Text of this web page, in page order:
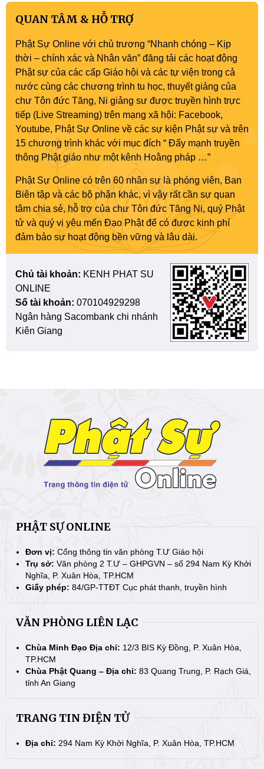
QUAN TÂM & HỖ TRỢ
Phật Sự Online với chủ trương “Nhanh chóng – Kịp
thời – chính xác và Nhân văn” đăng tải các hoạt động
Phật sự của các cấp Giáo hội và các tự viện trong cả
nước cùng các chương trình tu học, thuyết giảng của
chư Tôn đức Tăng, Ni giảng sư được truyền hình trực
tiếp (Live Streaming) trên mạng xã hội: Facebook,
Youtube, Phật Sự Online về các sự kiện Phật sự và trên
15 chương trình khác với mục đích “ Đẩy mạnh truyền
thông Phật giáo như một kênh Hoằng pháp …”
Phật Sự Online có trên 60 nhân sự là phóng viên, Ban
Biên tập và các bộ phận khác, vì vậy rất cần sự quan
tâm chia sẻ, hỗ trợ của chư Tôn đức Tăng Ni, quý Phật
tử và quý vị yêu mến Đạo Phật để có được kinh phí
đảm bảo sự hoạt động bền vững và lâu dài.
Chủ tài khoản: KENH PHAT SU
ONLINE
Số tài khoản: 070104929298
Ngân hàng Sacombank chi nhánh
Kiên Giang
PHẬT SỰ ONLINE
Đơn vị: Cổng thông tin văn phòng T.Ư Giáo hội
Trụ sở: Văn phòng 2 T.Ư – GHPGVN – số 294 Nam Kỳ Khởi
Nghĩa, P. Xuân Hòa, TP.HCM
Giấy phép: 84/GP-TTĐT Cục phát thanh, truyền hình
VĂN PHÒNG LIÊN LẠC
Chùa Minh Đạo Địa chỉ: 12/3 BIS Kỳ Đồng, P. Xuân Hòa,
TP.HCM
Chùa Phật Quang – Địa chỉ: 83 Quang Trung, P. Rạch Giá,
tỉnh An Giang
TRANG TIN ĐIỆN TỬ
Địa chỉ: 294 Nam Kỳ Khởi Nghĩa, P. Xuân Hòa, TP.HCM